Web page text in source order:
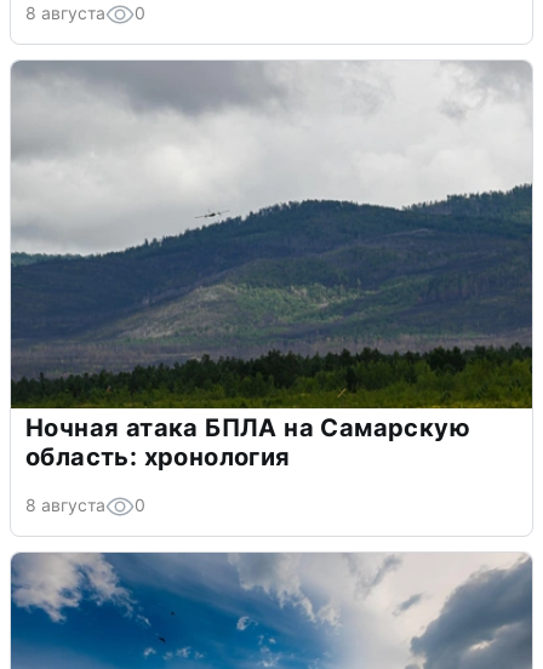
8 августа 0
Ночная атака БПЛА на Самарскую
область: хронология
8 августа 0